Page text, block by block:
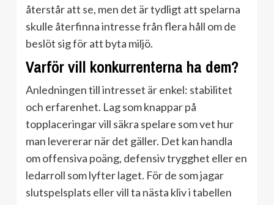
återstår att se, men det är tydligt att spelarna
skulle återfinna intresse från flera håll om de
beslöt sig för att byta miljö.
Varför vill konkurrenterna ha dem?
Anledningen till intresset är enkel: stabilitet
och erfarenhet. Lag som knappar på
topplaceringar vill säkra spelare som vet hur
man levererar när det gäller. Det kan handla
om offensiva poäng, defensiv trygghet eller en
ledarroll som lyfter laget. För de som jagar
slutspelsplats eller vill ta nästa kliv i tabellen